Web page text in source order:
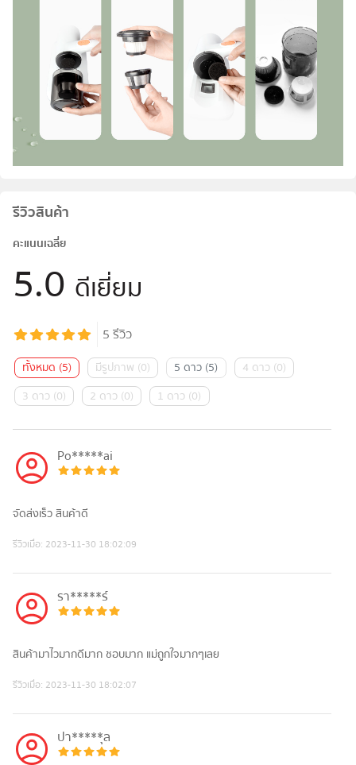
รีวิวสินค้า
คะแนนเฉลี่ย
5.0 ดีเยี่ยม
5รีวิว
ทั้งหมด (5) มีรูปภาพ (0) 5 ดาว (5) 4 ดาว (0)
3 ดาว (0) 2 ดาว (0) 1 ดาว (0)
Po*****ai
จัดส่งเร็ว สินค้าดี
รีวิวเมื่อ: 2023-11-30 18:02:09
รา*****ร์
สินค้ามาไวมากดีมาก ชอบมาก แม่ถูกใจมากๆเลย
รีวิวเมื่อ: 2023-11-30 18:02:07
ปา*****ุล